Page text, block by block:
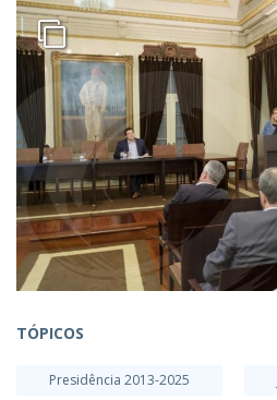
TÓPICOS
Presidência 2013-2025